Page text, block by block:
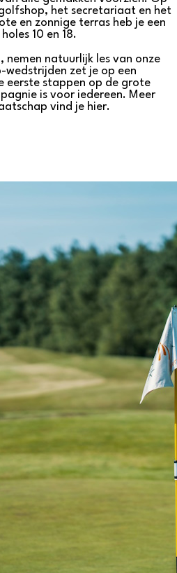
het secretariaat en het
en zonnige terras heb je een
10 en 18.
nemen natuurlijk les van onze
zet je op een
eerste stappen op de grote
is voor iedereen. Meer
vind je hier.